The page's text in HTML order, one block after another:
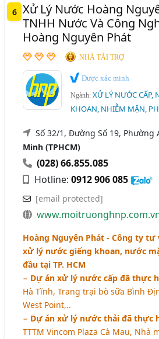
6 Xử Lý Nước Hoàng
TNHH Nước Và Công
Hoàng Nguyên Phát
NHÀ TÀI TRỢ
Được xác minh
Ngành:XỬ LÝ NƯỚC CẤP,
KHOAN, NHIỄM MẶN,
Số 32/1, Đường Số 19, Phường
Minh (TPHCM)
(028) 66.855.085
Hotline:0912 906 085
[email protected]
Hoàng Nguyên Phát - Công ty
xử lý nước giếng khoan, nước
đầu tại TP. HCM
− Dự án xử lý nước cấp đã thực
Hà Tĩnh, Trang trại bò sữa Bình
West Point,..
− Dự án xử lý nước thải đã thực
TTTM Vincom Plaza Cà Mau, Nhà